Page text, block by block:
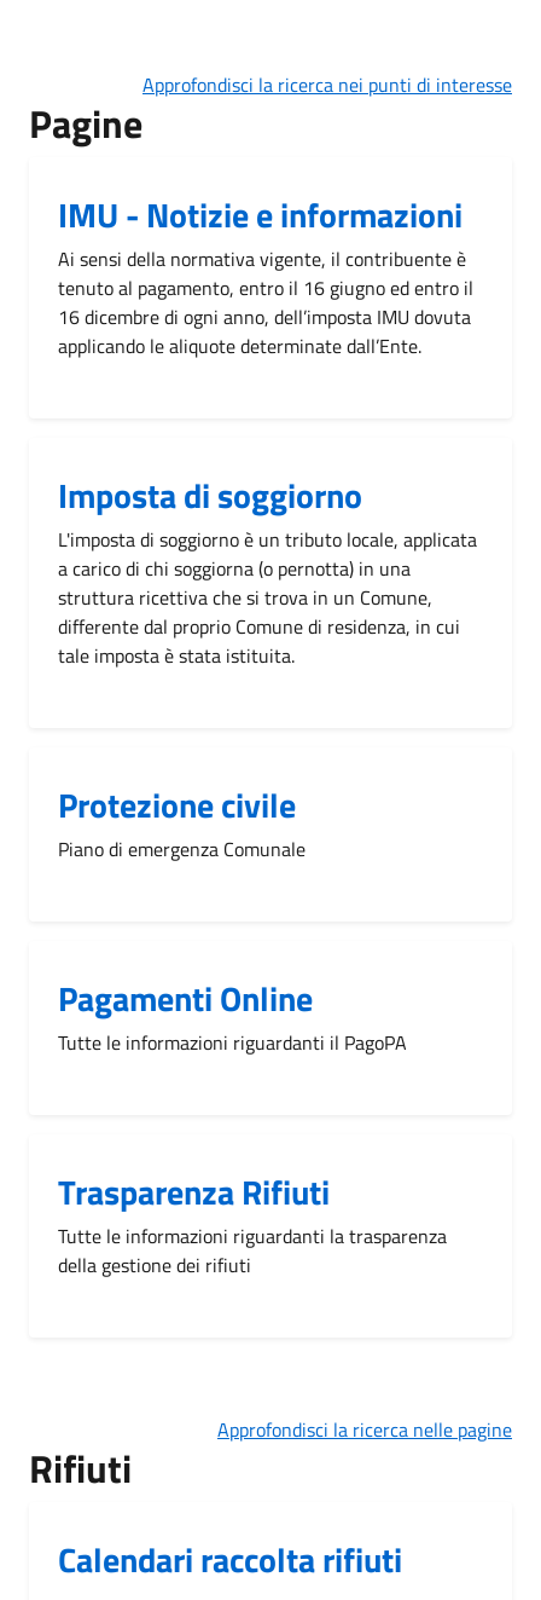
Approfondisci la ricerca nei punti di interesse
Pagine
IMU - Notizie e informazioni
Ai sensi della normativa vigente, il contribuente è
tenuto al pagamento, entro il 16 giugno ed entro il
16 dicembre di ogni anno, dell’imposta IMU dovuta
applicando le aliquote determinate dall’Ente.
Imposta di soggiorno
L'imposta di soggiorno è un tributo locale, applicata
a carico di chi soggiorna (o pernotta) in una
struttura ricettiva che si trova in un Comune,
differente dal proprio Comune di residenza, in cui
tale imposta è stata istituita.
Protezione civile
Piano di emergenza Comunale
Pagamenti Online
Tutte le informazioni riguardanti il PagoPA
Trasparenza Rifiuti
Tutte le informazioni riguardanti la trasparenza
della gestione dei rifiuti
Approfondisci la ricerca nelle pagine
Rifiuti
Calendari raccolta rifiuti